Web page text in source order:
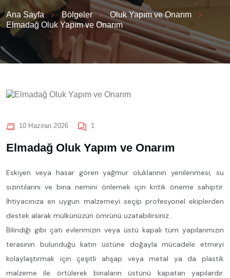
Ana Sayfa Bölgeler
Oluk Yapım ve Onarım
Elmadağ Oluk Yapım ve Onarım
10 Haziran 2026 1
Elmadağ Oluk Yapım ve Onarım
Eskiyen veya hasar gören yağmur oluklarının yenilenmesi, su
sızıntılarını ve bina nemini önlemek için kritik öneme sahiptir.
İhtiyacınıza en uygun malzemeyi seçip profesyonel ekiplerden
destek alarak mülkünüzün ömrünü uzatabilirsiniz .
Bilindiği gibi çatı evlerimizin veya üstü kapalı tüm yapılarımızın
terasının bulunduğu katın üstüne doğayla mücadele etmeyi
kolaylaştırmak için çeşitli ahşap veya metal ya da plastik
malzeme ile örtülerek binaların üstünü kapatan yapılardır.